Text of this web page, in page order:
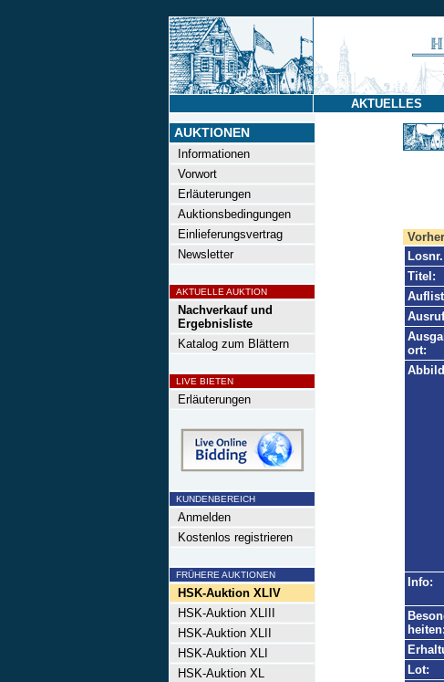
AKTUELLES
AUKTIONEN
Informationen
Vorwort
Erläuterungen
Auktionsbedingungen
Einlieferungsvertrag
Newsletter
AKTUELLE AUKTION
Nachverkauf und
Ergebnisliste
Katalog zum Blättern
LIVE BIETEN
Erläuterungen
KUNDENBEREICH
Anmelden
Kostenlos registrieren
FRÜHERE AUKTIONEN
HSK-Auktion XLIV
HSK-Auktion XLIII
HSK-Auktion XLII
HSK-Auktion XLI
HSK-Auktion XL
Titel:
ort:
Info:
heiten:
Lot: